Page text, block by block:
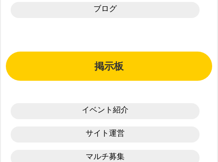
ブログ
掲示板
イベント紹介
サイト運営
マルチ募集